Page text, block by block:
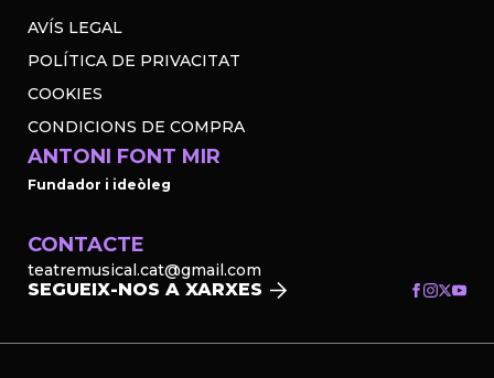
AVÍS LEGAL
POLÍTICA DE PRIVACITAT
COOKIES
CONDICIONS DE COMPRA
ANTONI FONT MIR
Fundador i ideòleg
CONTACTE
teatremusical.cat@gmail.com
SEGUEIX-NOS A XARXES